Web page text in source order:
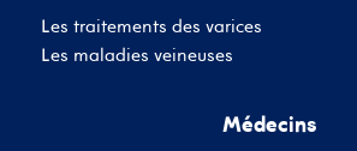
Les traitements des varices
Les maladies veineuses
Médecins
Se souvenir de moi
SE CONNECTER